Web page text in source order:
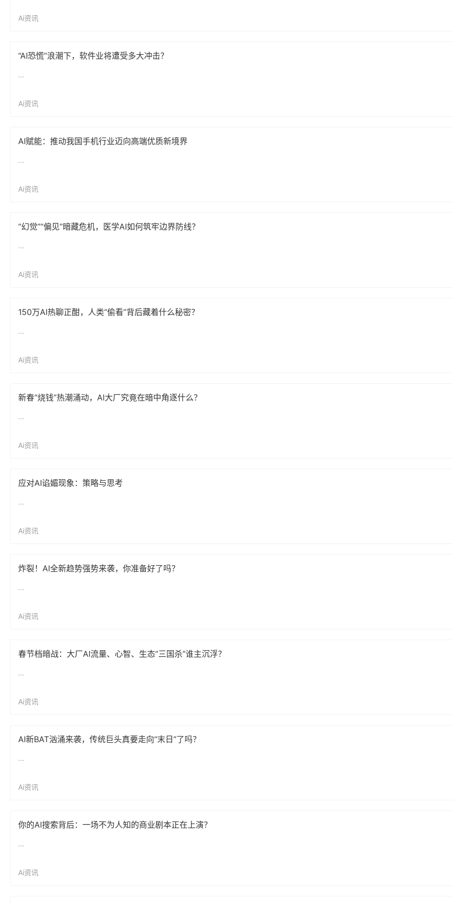
Ai资讯
“AI恐慌”浪潮下，软件业将遭受多大冲击？
...
Ai资讯
AI赋能：推动我国手机行业迈向高端优质新境界
...
Ai资讯
“幻觉”“偏见”暗藏危机，医学AI如何筑牢边界防线？
...
Ai资讯
150万AI热聊正酣，人类“偷看”背后藏着什么秘密？
...
Ai资讯
新春“烧钱”热潮涌动，AI大厂究竟在暗中角逐什么？
...
Ai资讯
应对AI谄媚现象：策略与思考
...
Ai资讯
炸裂！AI全新趋势强势来袭，你准备好了吗？
...
Ai资讯
春节档暗战：大厂AI流量、心智、生态“三国杀”谁主沉浮？
...
Ai资讯
AI新BAT汹涌来袭，传统巨头真要走向“末日”了吗？
...
Ai资讯
你的AI搜索背后：一场不为人知的商业剧本正在上演？
...
Ai资讯